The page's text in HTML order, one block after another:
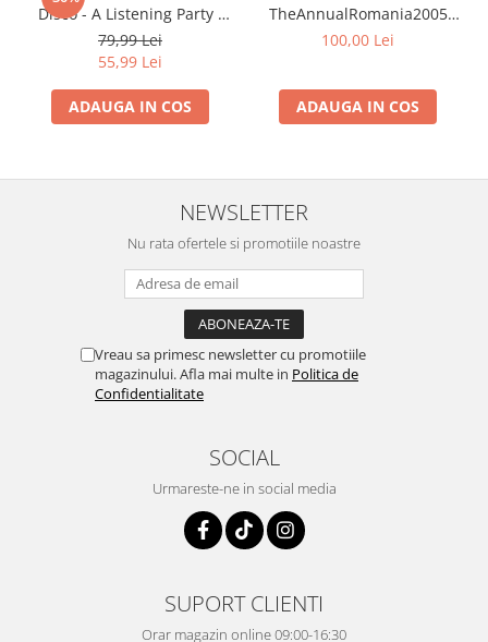
Disco - A Listening Party ,
(Casetă Audio)
79,99 Lei
55,99 Lei
ADAUGA IN COS
TheAnnualRomania2005
(CASETA)
100,00 Lei
ADAUGA IN COS
NEWSLETTER
Nu rata ofertele si promotiile noastre
Vreau sa primesc newsletter cu promotiile
magazinului. Afla mai multe in Politica de
Confidentialitate
SOCIAL
Urmareste-ne in social media
SUPORT CLIENTI
Orar magazin online 09:00-16:30